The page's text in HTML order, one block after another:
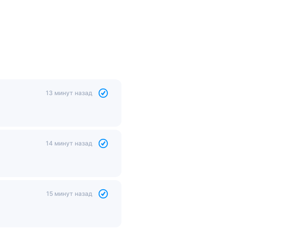
13 минут назад
14 минут назад
15 минут назад